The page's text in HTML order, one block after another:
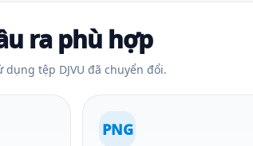
ra phù hợp
tệp DJVU đã chuyển đổi.
PNG